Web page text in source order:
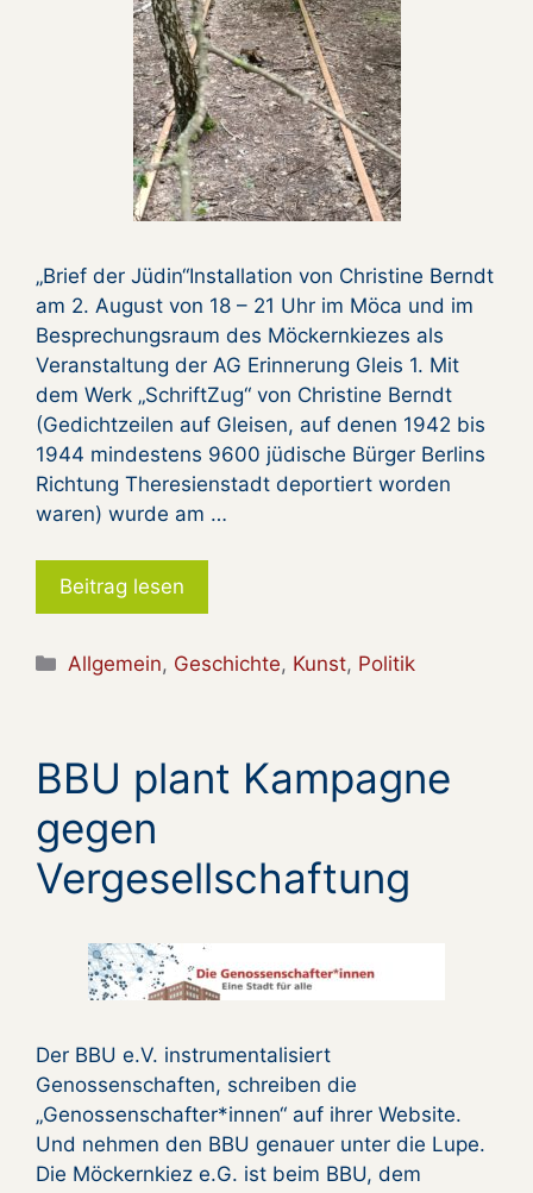
„Brief der Jüdin“Installation von Christine Berndt
am 2. August von 18 – 21 Uhr im Möca und im
Besprechungsraum des Möckernkiezes als
Veranstaltung der AG Erinnerung Gleis 1. Mit
dem Werk „SchriftZug“ von Christine Berndt
(Gedichtzeilen auf Gleisen, auf denen 1942 bis
1944 mindestens 9600 jüdische Bürger Berlins
Richtung Theresienstadt deportiert worden
waren) wurde am …
Beitrag lesen
Kategorien
Allgemein, Geschichte, Kunst, Politik
BBU plant Kampagne
gegen
Vergesellschaftung
Der BBU e.V. instrumentalisiert
Genossenschaften, schreiben die
„Genossenschafter*innen“ auf ihrer Website.
Und nehmen den BBU genauer unter die Lupe.
Die Möckernkiez e.G. ist beim BBU, dem